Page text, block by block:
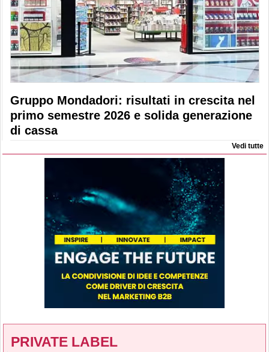
Gruppo Mondadori: risultati in crescita nel
primo semestre 2026 e solida generazione
di cassa
Vedi tutte
PRIVATE LABEL